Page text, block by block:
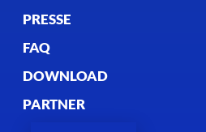
PRESSE
FAQ
DOWNLOAD
PARTNER